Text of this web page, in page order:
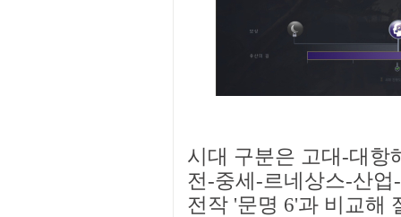
시대 구분은 고대-대항
전-중세-르네상스-산
전작 '문명 6'과 비교해